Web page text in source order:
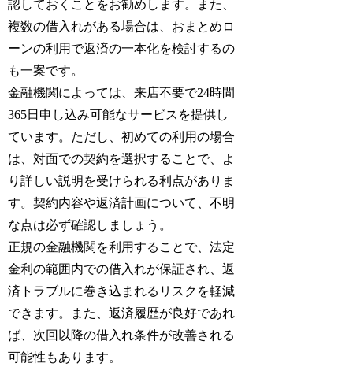
認しておくことをお勧めします。また、
複数の借入れがある場合は、おまとめロ
ーンの利用で返済の一本化を検討するの
も一案です。
金融機関によっては、来店不要で24時間
365日申し込み可能なサービスを提供し
ています。ただし、初めての利用の場合
は、対面での契約を選択することで、よ
り詳しい説明を受けられる利点がありま
す。契約内容や返済計画について、不明
な点は必ず確認しましょう。
正規の金融機関を利用することで、法定
金利の範囲内での借入れが保証され、返
済トラブルに巻き込まれるリスクを軽減
できます。また、返済履歴が良好であれ
ば、次回以降の借入れ条件が改善される
可能性もあります。